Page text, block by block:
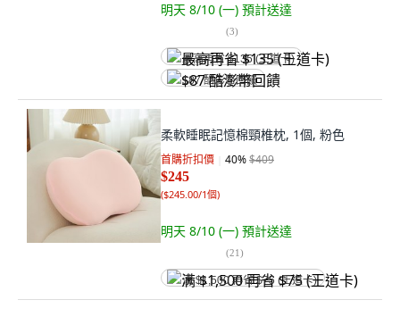
明天 8/10 (一) 預計送達
(3)
最高再省 $135 (王道卡)
$87 酷澎幣回饋
柔軟睡眠記憶棉頸椎枕, 1個, 粉色
首購折扣價 40%$409
$245
($245.00/1個)
明天 8/10 (一) 預計送達
(21)
满 $1,500 再省 $75 (王道卡)